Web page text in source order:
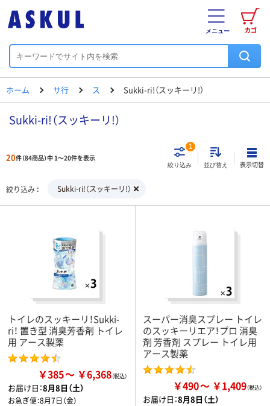
カゴ
メニュー
ホーム サ行 ス Sukki-ri!（スッキーリ!）
Sukki-ri!（スッキーリ!）
20件（84商品）中 1～20件を表示
絞り込み
1
並び替え 表示切替
絞り込み Sukki-ri!（スッキーリ!）
トイレのスッキーリ！Sukki-
ri！ 置き型 消臭芳香剤 トイレ
用 アース製薬
￥385 ￥6,368
お届け日：8月8日（土）
お急ぎ便：8月7日（金）
スーパー消臭スプレー トイレ
のスッキーリエア！プロ 消臭
剤 芳香剤 スプレー トイレ用
アース製薬
￥490 ￥1,409
お届け日：8月8日（土）